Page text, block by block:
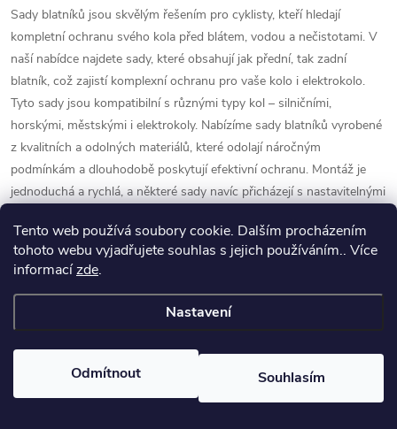
Tento web používá soubory cookie. Dalším procházením
tohoto webu vyjadřujete souhlas s jejich používáním.. Více
informacízde.
Nastavení
Odmítnout Souhlasím
v
l
á
d
a
c
í
p
r
v
y
Sady blatníků jsou skvělým řešením pro cyklisty, kteří hledají
kompletní ochranu svého kola před blátem, vodou a nečistotami. V
naší nabídce najdete sady, které obsahují jak přední, tak zadní
blatník, což zajistí komplexní ochranu pro vaše kolo i elektrokolo.
Tyto sady jsou kompatibilní s různými typy kol – silničními,
horskými, městskými i elektrokoly. Nabízíme sady blatníků vyrobené
z kvalitních a odolných materiálů, které odolají náročným
podmínkám a dlouhodobě poskytují efektivní ochranu. Montáž je
jednoduchá a rychlá, a některé sady navíc přicházejí s nastavitelnými
cyklisty, kteří chtějí mít vše potřebné na jednom místě a zajistit si
pohodlnou a čistou jízdu bez ohledu na počasí.